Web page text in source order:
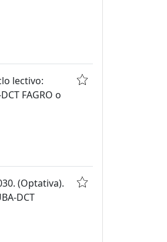
lectivo:
FAGRO o
(Optativa).
DCT